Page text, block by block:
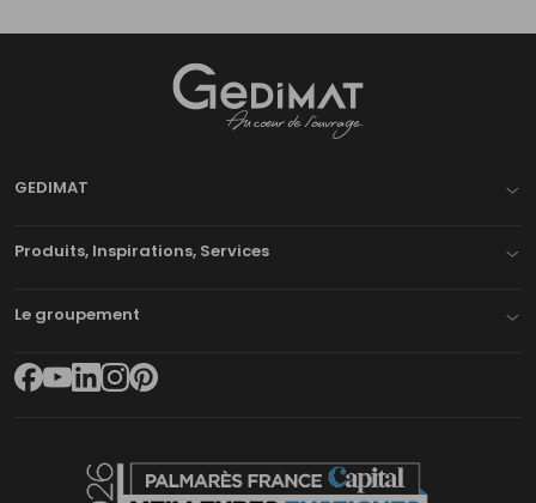
GEDIMAT
Produits, Inspirations, Services
Le groupement